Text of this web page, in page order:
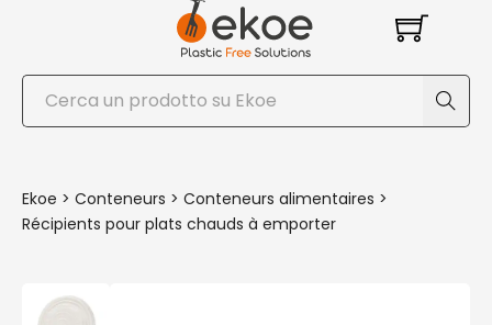
Rechercher
Ekoe > Conteneurs > Conteneurs alimentaires >
Récipients pour plats chauds à emporter